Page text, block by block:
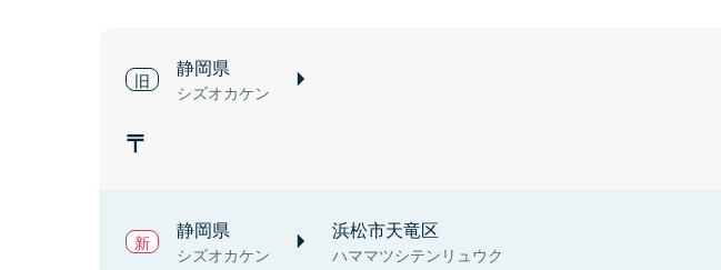
静岡県
シズオカケン
静岡県
シズオカケン
浜松市天竜区
ハママツシテンリュウク